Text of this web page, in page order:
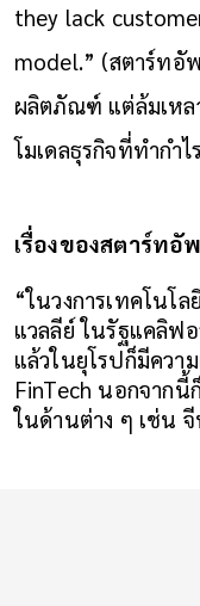
they lack
model.” (สตาร์ทอั
ผลิตภัณฑ์ แต่ล้มเหล
โมเดลธุรกิจที่ทำกำไ
เรื่องของสตาร์ทอั
“ในวงการเทคโนโ
แวลลีย์ ในรัฐแคลิฟ
แล้วในยุโรปก็มีควา
FinTech นอกจาก
ในด้านต่าง ๆ เช่น